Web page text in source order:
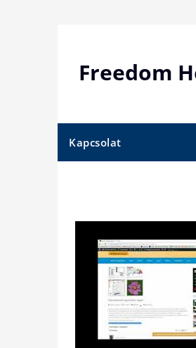
Freedom
Kapcsolat